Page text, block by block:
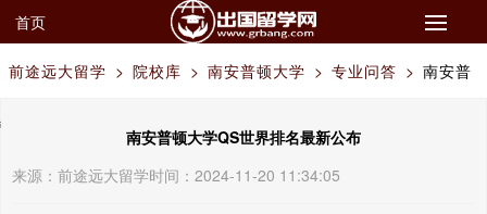
首页
前途远大留学 > 院校库 > 南安普顿大学 > 专业问答 > 南安普
顿大学QS世界排名最新公布
南安普顿大学QS世界排名最新公布
来源： 前途远大留学时间：2024-11-20 11:34:05